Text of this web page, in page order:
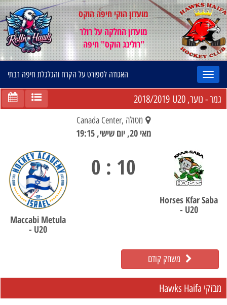
מועדון הוקי חיפה הוקס
מועדון החלקה על רולר
"רולינג הוקס" חיפה
האגודה לספורט על הקרח והגלגלת חיפה רבתי
גמר - נוער, U20
מטולה ,Canada Center
מאי 20, יום שישי, 19:15
Horses Kfar Saba
- U20
10 : 0
Maccabi Metula
- U20
משחק קודם
מבזקי Hawks Haifa